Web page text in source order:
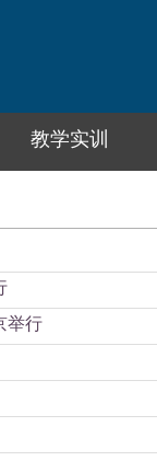
教学实训
举行